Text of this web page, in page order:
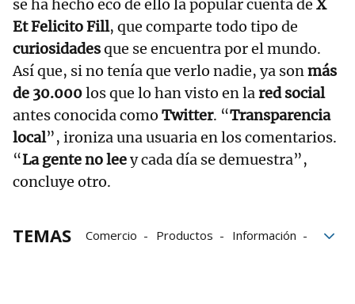
se ha hecho eco de ello la popular cuenta de X
Et Felicito Fill, que comparte todo tipo de
curiosidadesque se encuentra por el mundo.
Así que, si no tenía que verlo nadie, ya sonmás
de 30.000los que lo han visto en lared social
antes conocida como Twitter. “Transparencia
local”, ironiza una usuaria en los comentarios.
“La gente no leey cada día se demuestra”,
concluye otro.
TEMAS Comercio Productos
Información